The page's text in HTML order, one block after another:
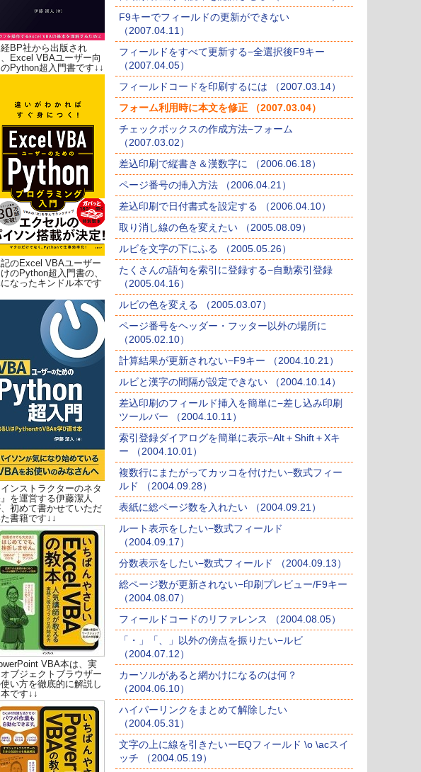
経BP社から出版され
Excel VBAユーザー向
Python超入門書です↓↓
のExcel VBAユーザー
のPython超入門書の、
なったキンドル本です
インストラクターのネタ
を運営する伊藤潔人
初めて書かせていただ
書籍です↓↓
VBA本は、実
ブジェクトブラウザー
い方を徹底的に解説し
です↓↓
F9キーでフィールドの更新ができない
（2007.04.11）
フィールドをすべて更新する−全選択後F9キー
（2007.04.05）
フィールドコードを印刷するには （2007.03.14）
フォーム利用時に本文を修正 （2007.03.04）
チェックボックスの作成方法−フォーム
（2007.03.02）
差込印刷で縦書き＆漢数字に （2006.06.18）
ページ番号の挿入方法 （2006.04.21）
差込印刷で日付書式を設定する （2006.04.10）
取り消し線の色を変えたい （2005.08.09）
ルビを文字の下にふる （2005.05.26）
たくさんの語句を索引に登録する−自動索引登録
（2005.04.16）
ルビの色を変える （2005.03.07）
ページ番号をヘッダー・フッター以外の場所に
（2005.02.10）
計算結果が更新されない−F9キー （2004.10.21）
ルビと漢字の間隔が設定できない （2004.10.14）
差込印刷のフィールド挿入を簡単に−差し込み印刷
ツールバー （2004.10.11）
索引登録ダイアログを簡単に表示−Alt＋Shift＋Xキ
ー （2004.10.01）
複数行にまたがってカッコを付けたい−数式フィー
ルド （2004.09.28）
表紙に総ページ数を入れたい （2004.09.21）
ルート表示をしたい−数式フィールド
（2004.09.17）
分数表示をしたい−数式フィールド （2004.09.13）
総ページ数が更新されない−印刷プレビュー/F9キー
（2004.08.07）
フィールドコードのリファレンス （2004.08.05）
「・」「、」以外の傍点を振りたい−ルビ
（2004.07.12）
カーソルがあると網かけになるのは何？
（2004.06.10）
ハイパーリンクをまとめて解除したい
（2004.05.31）
文字の上に線を引きたいーEQフィールド \o \acスイ
ッチ （2004.05.19）